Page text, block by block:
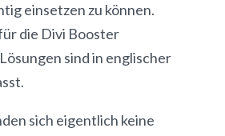
einsetzen zu können.
die Divi Booster
sind in englischer
sich eigentlich keine